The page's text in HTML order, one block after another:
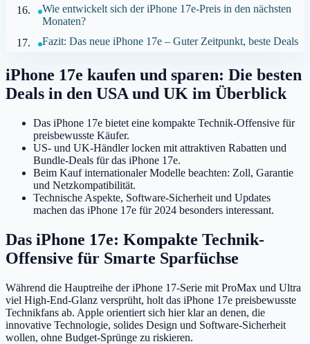
Wie entwickelt sich der iPhone 17e-Preis in den nächsten
Monaten?
Fazit: Das neue iPhone 17e – Guter Zeitpunkt, beste Deals
iPhone 17e kaufen und sparen: Die besten
Deals in den USA und UK im Überblick
Das iPhone 17e bietet eine kompakte Technik-Offensive für
preisbewusste Käufer.
US- und UK-Händler locken mit attraktiven Rabatten und
Bundle-Deals für das iPhone 17e.
Beim Kauf internationaler Modelle beachten: Zoll, Garantie
und Netzkompatibilität.
Technische Aspekte, Software-Sicherheit und Updates
machen das iPhone 17e für 2024 besonders interessant.
Das iPhone 17e: Kompakte Technik-
Offensive für Smarte Sparfüchse
Während die Hauptreihe der iPhone 17-Serie mit ProMax und Ultra
viel High-End-Glanz versprüht, holt das iPhone 17e preisbewusste
Technikfans ab. Apple orientiert sich hier klar an denen, die
innovative Technologie, solides Design und Software-Sicherheit
wollen, ohne Budget-Sprünge zu riskieren.